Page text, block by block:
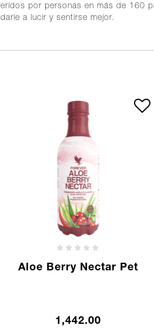
por personas en más de 160
a lucir y sentirse mejor.
Aloe Berry Nectar Pet
1,442.00